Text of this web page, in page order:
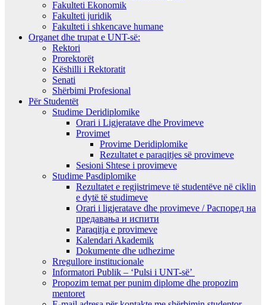
Fakulteti Ekonomik
Fakulteti juridik
Fakulteti i shkencave humane
Organet dhe trupat e UNT-së:
Rektori
Prorektorët
Këshilli i Rektoratit
Senati
Shërbimi Profesional
Për Studentët
Studime Deridiplomike
Orari i Ligjeratave dhe Provimeve
Provimet
Provime Deridiplomike
Rezultatet e paraqitjes së provimeve
Sesioni Shtese i provimeve
Studime Pasdiplomike
Rezultatet e regjistrimeve të studentëve në ciklin
e dytë të studimeve
Orari i ligjeratave dhe provimeve / Распоред на
предавањa и испити
Paraqitja e provimeve
Kalendari Akademik
Dokumente dhe udhezime
Rregullore institucionale
Informatori Publik – ‘Pulsi i UNT-së’
Propozim temat per punim diplome dhe propozim
mentoret